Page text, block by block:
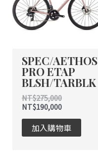
SPEC/AETHOS
PRO ETAP
BLSH/TARBLK
NT$275,000
NT$190,000
加入購物車